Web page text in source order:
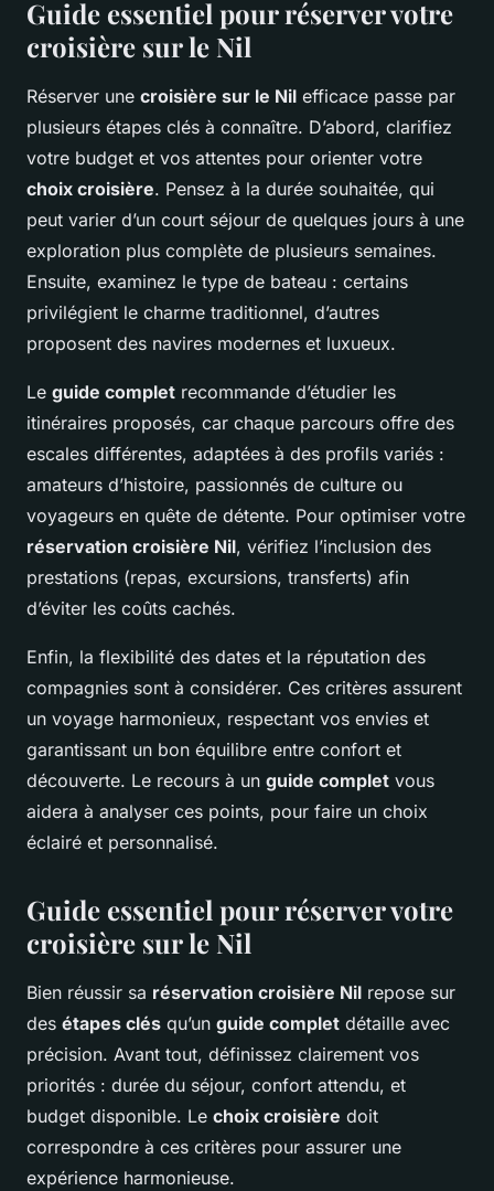
Guide essentiel pour réserver votre
croisière sur le Nil
Réserver une croisière sur le Nil efficace passe par
plusieurs étapes clés à connaître. D’abord, clarifiez
votre budget et vos attentes pour orienter votre
choix croisière. Pensez à la durée souhaitée, qui
peut varier d’un court séjour de quelques jours à une
exploration plus complète de plusieurs semaines.
Ensuite, examinez le type de bateau : certains
privilégient le charme traditionnel, d’autres
proposent des navires modernes et luxueux.
Le guide complet recommande d’étudier les
itinéraires proposés, car chaque parcours offre des
escales différentes, adaptées à des profils variés :
amateurs d’histoire, passionnés de culture ou
voyageurs en quête de détente. Pour optimiser votre
réservation croisière Nil, vérifiez l’inclusion des
prestations (repas, excursions, transferts) afin
d’éviter les coûts cachés.
Enfin, la flexibilité des dates et la réputation des
compagnies sont à considérer. Ces critères assurent
un voyage harmonieux, respectant vos envies et
garantissant un bon équilibre entre confort et
découverte. Le recours à un guide complet vous
aidera à analyser ces points, pour faire un choix
éclairé et personnalisé.
Guide essentiel pour réserver votre
croisière sur le Nil
Bien réussir sa réservation croisière Nil repose sur
des étapes clés qu’un guide complet détaille avec
précision. Avant tout, définissez clairement vos
priorités : durée du séjour, confort attendu, et
budget disponible. Le choix croisière doit
correspondre à ces critères pour assurer une
expérience harmonieuse.